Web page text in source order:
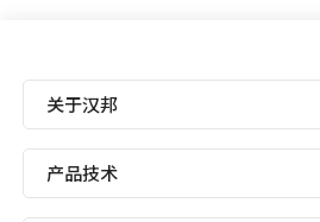
关于汉邦
产品技术